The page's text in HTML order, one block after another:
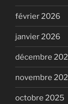
février 2026
janvier 2026
décembre
novembre
octobre 2025